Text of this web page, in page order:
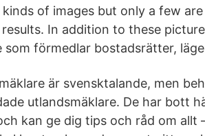
of images but only a few
results. In addition to these
som förmedlar bostadsrätter,
är svensktalande, men
utlandsmäklare. De har bott
kan ge dig tips och råd om allt